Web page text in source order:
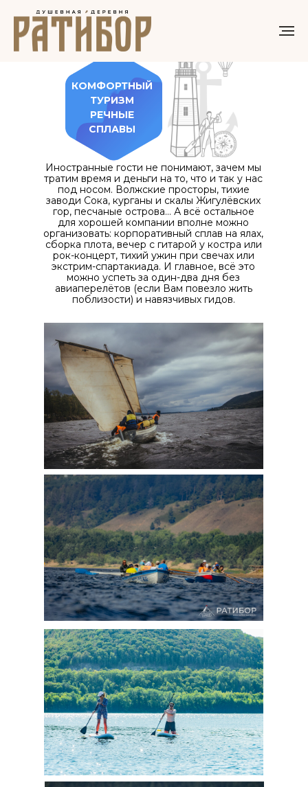
КОМФОРТНЫЙ
ТУРИЗМ
РЕЧНЫЕ
СПЛАВЫ
Иностранные гости не понимают, зачем мы
тратим время и деньги на то, что и так у нас
под носом. Волжские просторы, тихие
заводи Сока, курганы и скалы Жигулёвских
гор, песчаные острова… А всё остальное
для хорошей компании вполне можно
организовать: корпоративный сплав на ялах,
сборка плота, вечер с гитарой у костра или
рок-концерт, тихий ужин при свечах или
экстрим-спартакиада. И главное, всё это
можно успеть за один-два дня без
авиаперелётов (если Вам повезло жить
поблизости) и навязчивых гидов.